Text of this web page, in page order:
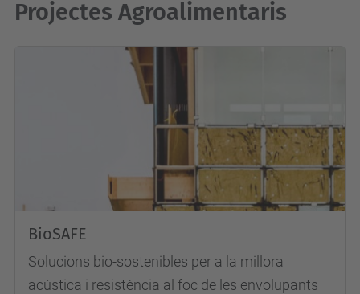
Projectes Agroalimentaris
BioSAFE
Solucions bio-sostenibles per a la millora
acústica i resistència al foc de les envolupants